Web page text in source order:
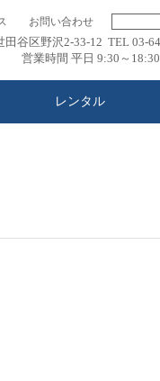
お問い合わせ
田谷区野沢2-33-12 TEL 03-
営業時間 平日 9:30～
レンタル